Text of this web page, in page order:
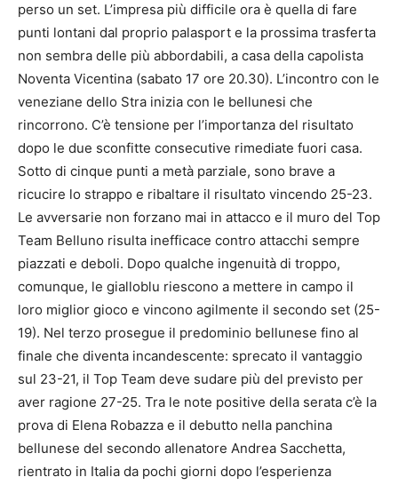
perso un set. L’impresa più difficile ora è quella di fare
punti lontani dal proprio palasport e la prossima trasferta
non sembra delle più abbordabili, a casa della capolista
Noventa Vicentina (sabato 17 ore 20.30). L’incontro con le
veneziane dello Stra inizia con le bellunesi che
rincorrono. C’è tensione per l’importanza del risultato
dopo le due sconfitte consecutive rimediate fuori casa.
Sotto di cinque punti a metà parziale, sono brave a
ricucire lo strappo e ribaltare il risultato vincendo 25-23.
Le avversarie non forzano mai in attacco e il muro del Top
Team Belluno risulta inefficace contro attacchi sempre
piazzati e deboli. Dopo qualche ingenuità di troppo,
comunque, le gialloblu riescono a mettere in campo il
loro miglior gioco e vincono agilmente il secondo set (25-
19). Nel terzo prosegue il predominio bellunese fino al
finale che diventa incandescente: sprecato il vantaggio
sul 23-21, il Top Team deve sudare più del previsto per
aver ragione 27-25. Tra le note positive della serata c’è la
prova di Elena Robazza e il debutto nella panchina
bellunese del secondo allenatore Andrea Sacchetta,
rientrato in Italia da pochi giorni dopo l’esperienza